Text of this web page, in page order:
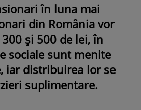
în luna mai
din România vor
și 500 de lei, în
sociale sunt menite
iar distribuirea lor se
suplimentare.
ROMÂNEŞTI VEDETE
Fiica Iuliei Albu și a lui Mihai